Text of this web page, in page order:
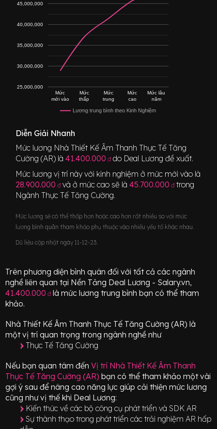
Lương trung bình theo Kinh Nghiệm
Mức
mới vào
Mức
thấp
Mức
trung
Mức
cao
Mức lâu
năm
25,000,000
30,000,000
35,000,000
40,000,000
45,000,000
Diễn Giải Nhanh
Mức lương Nhà Thiết Kế Âm Thanh Thực Tế Tăng
Cường (AR) là41.400.000 đdo Deal Lương đề xuất.
Mức lương vị trí này với kinh nghiệm ở mức mới vào là
28.900.000 đ và ở mức cao sẽ là45.700.000 đ trong
NgànhThực Tế Tăng Cường.
Mức lương sẽ có thể thấp hơn hoặc cao hơn rất nhiều so với mức
lương bình quân tham khảo phụ thuộc vào nhiều yếu tố khác nhau.
Dữ liệu cập nhật ngày 11-12-23.
Trên phương diện bình quân đối với tất cả các ngành
nghề liên quan tại Nền Tảng Deal Lương - Salary.vn,
41.400.000 đlà mức lương trung bình bạn có thể tham
khảo.
Nhà Thiết Kế Âm Thanh Thực Tế Tăng Cường (AR) là
một vị tríquan trọng trong ngành nghề như
Thực Tế Tăng Cường
Nếu bạn quan tâm đến Vị trí Nhà Thiết Kế Âm Thanh
Thực Tế Tăng Cường (AR) bạn có thể tham khảo một vài
gợi ý sau để nâng cao năng lực giúp cải thiện mức lương
cũng như vị thế khi Deal Lương:
Kiến thức về các bộ công cụ phát triển và SDK AR
Sự thành thạo trong phát triển các trải nghiệm AR hấp